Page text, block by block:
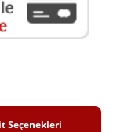
Seçenekleri